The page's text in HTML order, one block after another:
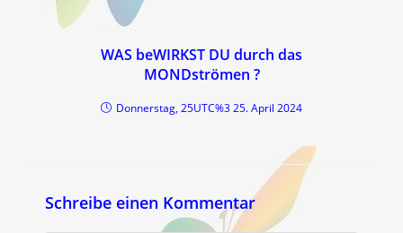
WAS beWIRKST DU durch das
MONDströmen ?
Donnerstag, 25UTC%3 25. April 2024
Schreibe einen Kommentar